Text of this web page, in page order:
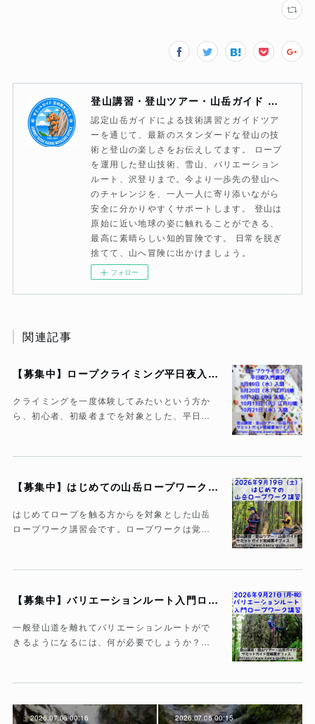
登山講習・登山ツアー・山岳ガイド サミットガイド宮崎薫オフィス
認定山岳ガイドによる技術講習とガイドツア
ーを通じて、最新のスタンダードな登山の技
術と登山の楽しさをお伝えしてます。 ロープ
を運用した登山技術、雪山、バリエーション
ルート、沢登りまで。今より一歩先の登山へ
のチャレンジを、一人一人に寄り添いながら
安全に分かりやすくサポートします。 登山は
原始に近い地球の姿に触れることができる、
最高に素晴らしい知的冒険です。 日常を脱ぎ
捨てて、山へ冒険に出かけましょう。
フォロー
関連記事
【募集中】ロープクライミング平日夜入門講習
クライミングを一度体験してみたいという方か
ら、初心者、初級者までを対象とした、平日…
【募集中】はじめての山岳ロープワーク講習
はじめてロープを触る方からを対象とした山岳
ロープワーク講習会です。ロープワークは覚…
【募集中】バリエーションルート入門ロープワーク講習
一般登山道を離れてバリエーションルートがで
きるようになるには、何が必要でしょうか？…
2026.07.06 00:16 2026.07.06 00:15